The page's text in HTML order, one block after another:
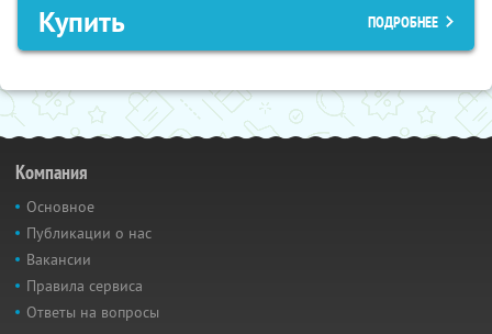
Купить ПОДРОБНЕЕ
Компания
Основное
Публикации о нас
Вакансии
Правила сервиса
Ответы на вопросы